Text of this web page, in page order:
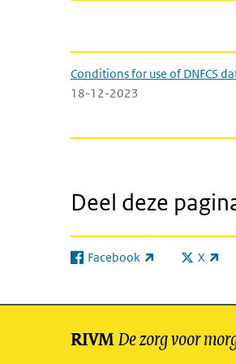
Conditions for
Conditions for use of DNFCS
18-12-2023
Deel deze
Facebook
(externe link) X
(externe
RIVMDe zorg voor